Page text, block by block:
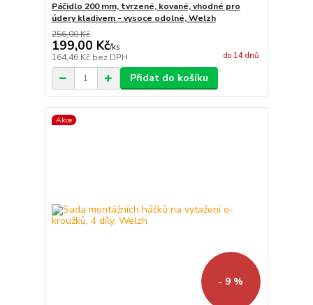
Páčidlo 200 mm, tvrzené, kované, vhodné pro
údery kladivem - vysoce odolné, Welzh
256,00 Kč
199,00 Kč/ks
164,46 Kč bez DPH do 14 dnů
Přidat do košíku
Akce
- 9 %